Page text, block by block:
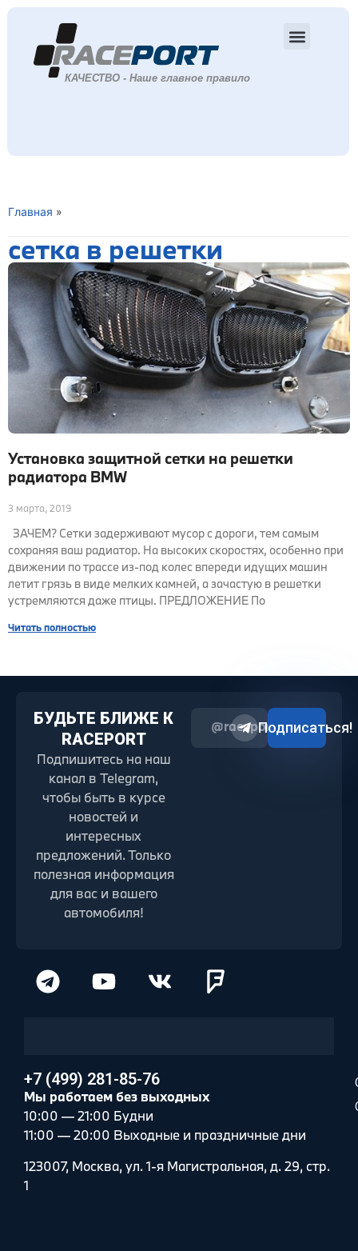
Главная »
сетка в решетки
Установка защитной сетки на решетки
радиатора BMW
3 марта, 2019
ЗАЧЕМ? Сетки задерживают мусор с дороги, тем самым
сохраняя ваш радиатор. На высоких скоростях, особенно при
движении по трассе из-под колес впереди идущих машин
летит грязь в виде мелких камней, а зачастую в решетки
устремляются даже птицы. ПРЕДЛОЖЕНИЕ По
Читать полностью
БУДЬТЕ БЛИЖЕ К
RACEPORT
Подпишитесь на наш
канал в Telegram,
чтобы быть в курсе
новостей и
интересных
предложений. Только
полезная информация
для вас и вашего
автомобиля!
@raceport2022
Подписаться!
+7 (499) 281-85-76
Мы работаем без выходных
10:00 — 21:00 Будни
11:00 — 20:00 Выходные и праздничные дни
123007, Москва, ул. 1-я Магистральная, д. 29, стр.
1